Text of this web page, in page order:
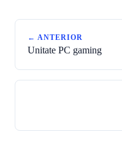
← ANTERIOR
Unitate PC gaming